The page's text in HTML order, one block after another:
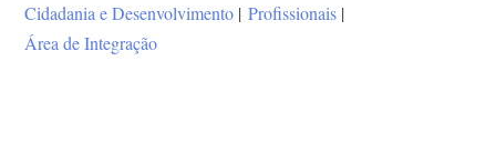
Cidadania e Desenvolvimento | Profissionais |
Área de Integração